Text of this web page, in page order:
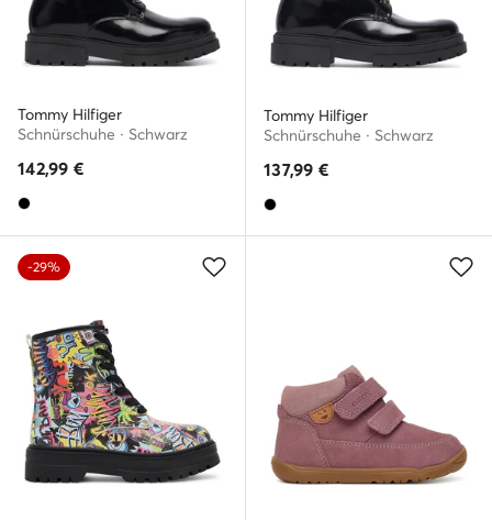
Tommy Hilfiger
Schnürschuhe · Schwarz
142,99 €
Tommy Hilfiger
Schnürschuhe · Schwarz
137,99 €
-29%